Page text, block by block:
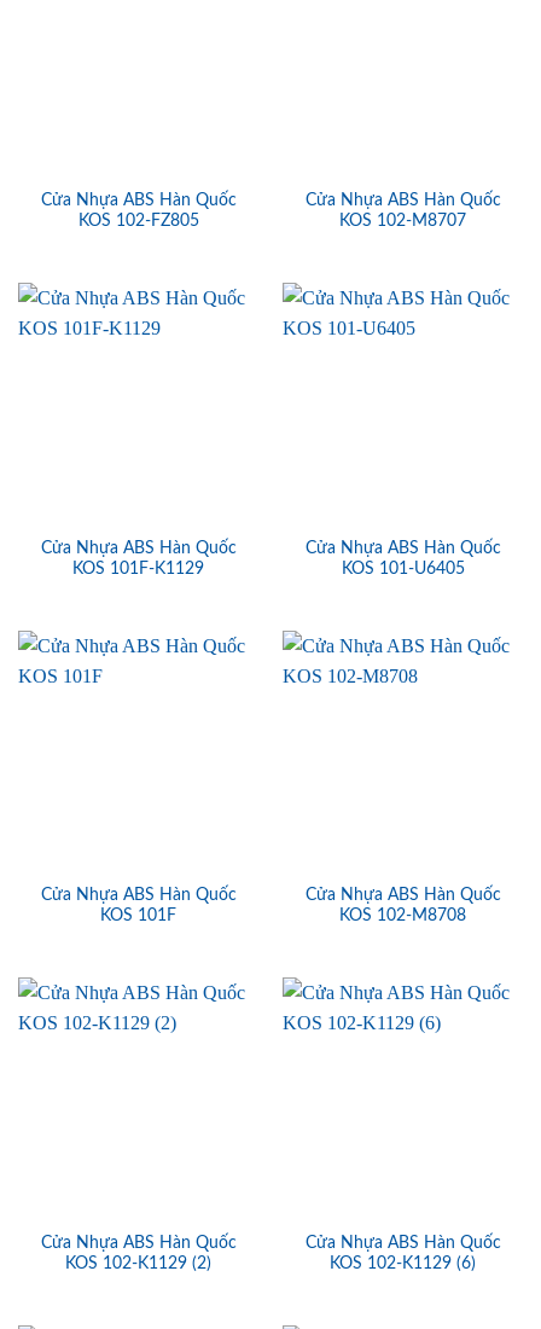
Cửa Nhựa ABS Hàn Quốc
KOS 102-FZ805
Cửa Nhựa ABS Hàn Quốc
KOS 102-M8707
Cửa Nhựa ABS Hàn Quốc
KOS 101F-K1129
Cửa Nhựa ABS Hàn Quốc
KOS 101-U6405
Cửa Nhựa ABS Hàn Quốc
KOS 101F
Cửa Nhựa ABS Hàn Quốc
KOS 102-M8708
Cửa Nhựa ABS Hàn Quốc
KOS 102-K1129 (2)
Cửa Nhựa ABS Hàn Quốc
KOS 102-K1129 (6)